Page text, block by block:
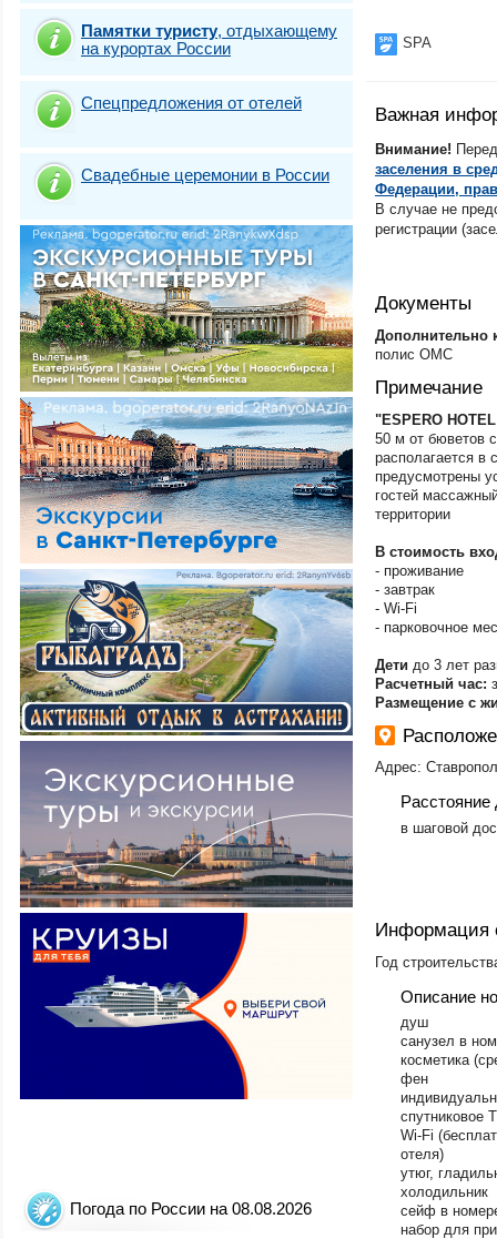
Памятки туристу, отдыхающему
на курортах России
Спецпредложения от отелей
Свадебные церемонии в России
Погода по России на 08.08.2026
Ижевск
Йошкар-Ола
Калининград
Балтийск
Зеленоградск
Светлогорск
Янтарный
Калужская
Камчатский край
Кемерово
Кемеровская
Киров
Краснодар
Красноярск
Красноярский
Крым (Большая
Профессорский
Крым (Большая
Крым (Большая
Крым (Большая
Крым (Большая
Ласпи
Крым (Западный
Мирный
Севастополь-
Черноморское-
Крым
Курганская обл.
Ленинградская
Магнитогорск
Махачкала
Мирный
Москва
Мурманск
Мурманская
Нальчик
SPA
Важная
Внимание!
заселения в
Федерации,
В случае не
регистрации
Документы
Дополнительно
полис ОМС
Примечание
"ESPERO
50 м от бюветов
располагается в
предусмотрены
гостей
территории
В стоимость
- проживание
- завтрак
- Wi-Fi
- парковочное
Дети до 3 лет
Расчетный час:
Размещение с
Адрес:
Расстояние
​в шаговой
Информация
Год
Описание
душ
санузел в
косметика
фен
спутниковое
Wi-Fi
отеля)
утюг,
холодильник
сейф в
набор для